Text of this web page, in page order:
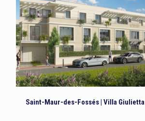
Saint-Maur-des-Fossés | Villa Giulietta